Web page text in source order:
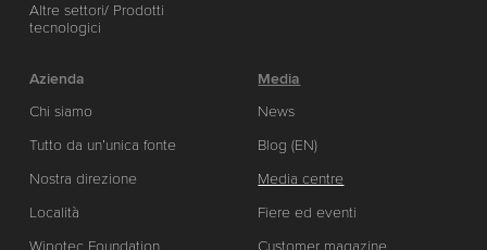
Altre settori/ Prodotti
tecnologici
Azienda
Chi siamo
Tutto da un’unica fonte
Nostra direzione
Località
Media
News
Blog (EN)
Media centre
Fiere ed eventi